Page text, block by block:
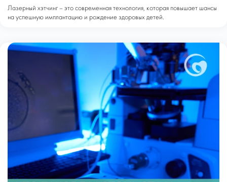
Лазерный хэтчинг – это современная технология, которая повышает шансы
на успешную имплантацию и рождение здоровых детей.